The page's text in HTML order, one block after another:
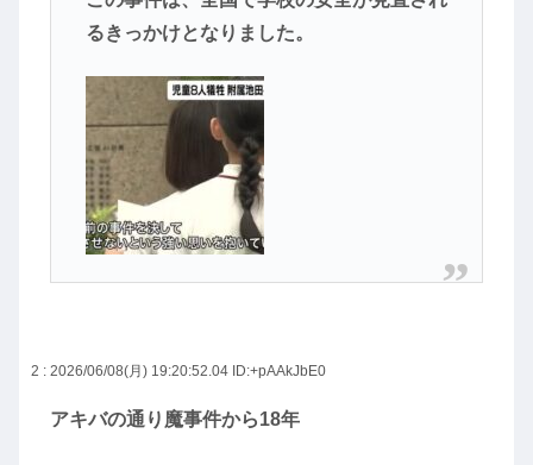
るきっかけとなりました。
2 : 2026/06/08(月) 19:20:52.04 ID:+pAAkJbE0
アキバの通り魔事件から18年